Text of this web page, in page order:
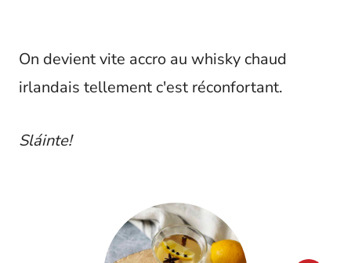
On devient vite accro au whisky chaud
irlandais tellement c'est réconfortant.
Sláinte!